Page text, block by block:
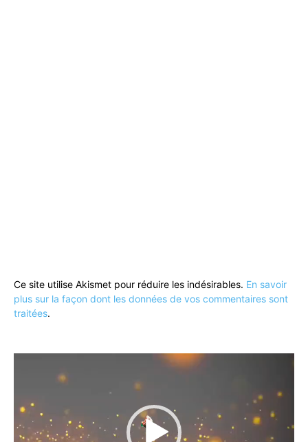
Ce site utilise Akismet pour réduire les indésirables. En savoir
plus sur la façon dont les données de vos commentaires sont
traitées.